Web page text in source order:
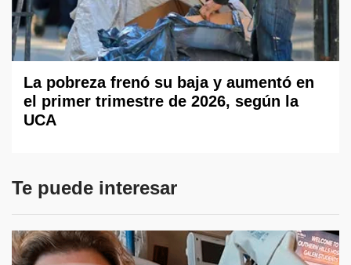
La pobreza frenó su baja y aumentó en
el primer trimestre de 2026, según la
UCA
Te puede interesar